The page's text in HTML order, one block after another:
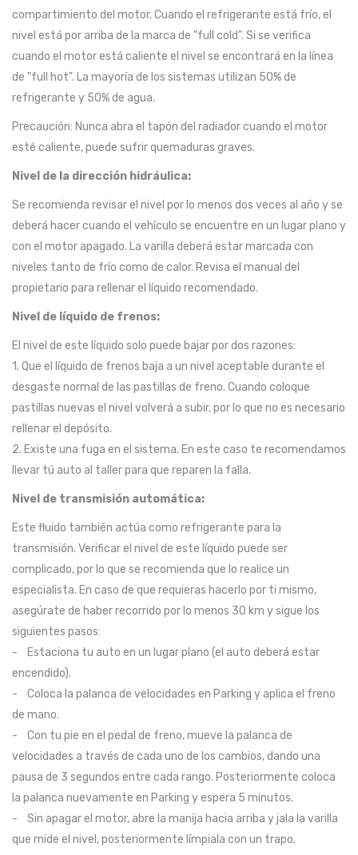
compartimiento del motor. Cuando el refrigerante está frío, el
nivel está por arriba de la marca de "full cold". Si se verifica
cuando el motor está caliente el nivel se encontrará en la línea
de "full hot". La mayoría de los sistemas utilizan 50% de
refrigerante y 50% de agua.
Precaución: Nunca abra el tapón del radiador cuando el motor
esté caliente, puede sufrir quemaduras graves.
Nivel de la dirección hidráulica:
Se recomienda revisar el nivel por lo menos dos veces al año y se
deberá hacer cuando el vehículo se encuentre en un lugar plano y
con el motor apagado. La varilla deberá estar marcada con
niveles tanto de frío como de calor. Revisa el manual del
propietario para rellenar el líquido recomendado.
Nivel de líquido de frenos:
El nivel de este líquido solo puede bajar por dos razones:
1. Que el líquido de frenos baja a un nivel aceptable durante el
desgaste normal de las pastillas de freno. Cuando coloque
pastillas nuevas el nivel volverá a subir, por lo que no es necesario
rellenar el depósito.
2. Existe una fuga en el sistema. En este caso te recomendamos
llevar tú auto al taller para que reparen la falla.
Nivel de transmisión automática:
Este fluido también actúa como refrigerante para la
transmisión. Verificar el nivel de este líquido puede ser
complicado, por lo que se recomienda que lo realice un
especialista. En caso de que requieras hacerlo por ti mismo,
asegúrate de haber recorrido por lo menos 30 km y sigue los
siguientes pasos:
- Estaciona tu auto en un lugar plano (el auto deberá estar
encendido).
- Coloca la palanca de velocidades en Parking y aplica el freno
de mano.
- Con tu pie en el pedal de freno, mueve la palanca de
velocidades a través de cada uno de los cambios, dando una
pausa de 3 segundos entre cada rango. Posteriormente coloca
la palanca nuevamente en Parking y espera 5 minutos.
- Sin apagar el motor, abre la manija hacia arriba y jala la varilla
que mide el nivel, posteriormente límpiala con un trapo.